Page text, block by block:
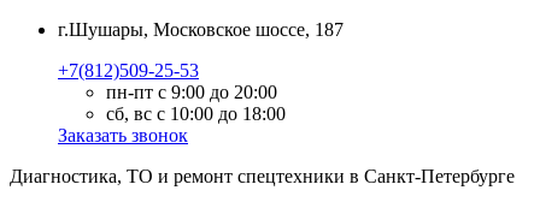
г.Шушары, Московское шоссе, 187
+7(812)509-25-53
пн-пт с 9:00 до 20:00
сб, вс с 10:00 до 18:00
Заказать звонок
Диагностика, ТО и ремонт спецтехники в Санкт-Петербурге